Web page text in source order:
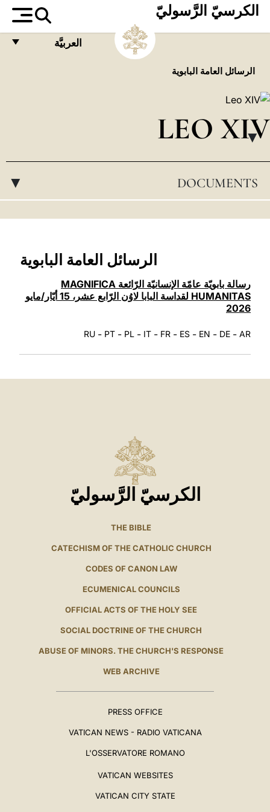
الكرسيّ الرَّسوليّ
العربيَّة
ESPAÑOL
中文
LATINE
الرسائل العامة البابوية
LEO XIV
▸
DOCUMENTS
▸
الرسائل العامة البابوية
رسالة بابويّة عامّة الإنسانيّة الرّائعة MAGNIFICA
HUMANITAS لقداسة البابا لاوُن الرّابع عشر، 15 أيّار/مايو
2026
AR
-
DE
-
EN
-
ES
-
FR
-
IT
-
PL
-
PT
-
RU
الكرسيّ الرَّسوليّ
THE BIBLE
CATECHISM OF THE CATHOLIC CHURCH
CODES OF CANON LAW
ECUMENICAL COUNCILS
OFFICIAL ACTS OF THE HOLY SEE
SOCIAL DOCTRINE OF THE CHURCH
ABUSE OF MINORS. THE CHURCH'S RESPONSE
WEB ARCHIVE
PRESS OFFICE
VATICAN NEWS - RADIO VATICANA
L'OSSERVATORE ROMANO
VATICAN WEBSITES
VATICAN CITY STATE